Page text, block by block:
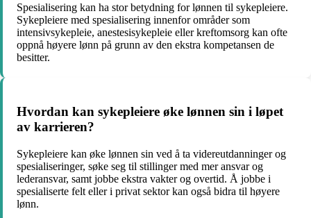
Spesialisering kan ha stor betydning for lønnen til sykepleiere.
Sykepleiere med spesialisering innenfor områder som
intensivsykepleie, anestesisykepleie eller kreftomsorg kan ofte
oppnå høyere lønn på grunn av den ekstra kompetansen de
besitter.
Hvordan kan sykepleiere øke lønnen sin i løpet
av karrieren?
Sykepleiere kan øke lønnen sin ved å ta videreutdanninger og
spesialiseringer, søke seg til stillinger med mer ansvar og
lederansvar, samt jobbe ekstra vakter og overtid. Å jobbe i
spesialiserte felt eller i privat sektor kan også bidra til høyere
lønn.